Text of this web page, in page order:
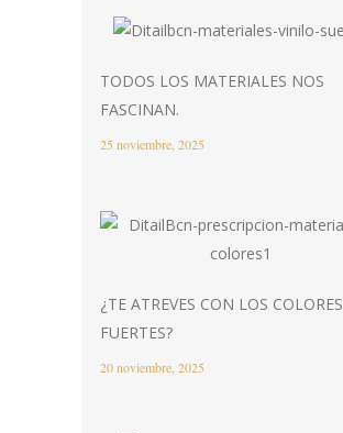
TODOS LOS MATERIALES NOS
FASCINAN.
25 noviembre, 2025
¿TE ATREVES CON LOS COLORES
FUERTES?
20 noviembre, 2025